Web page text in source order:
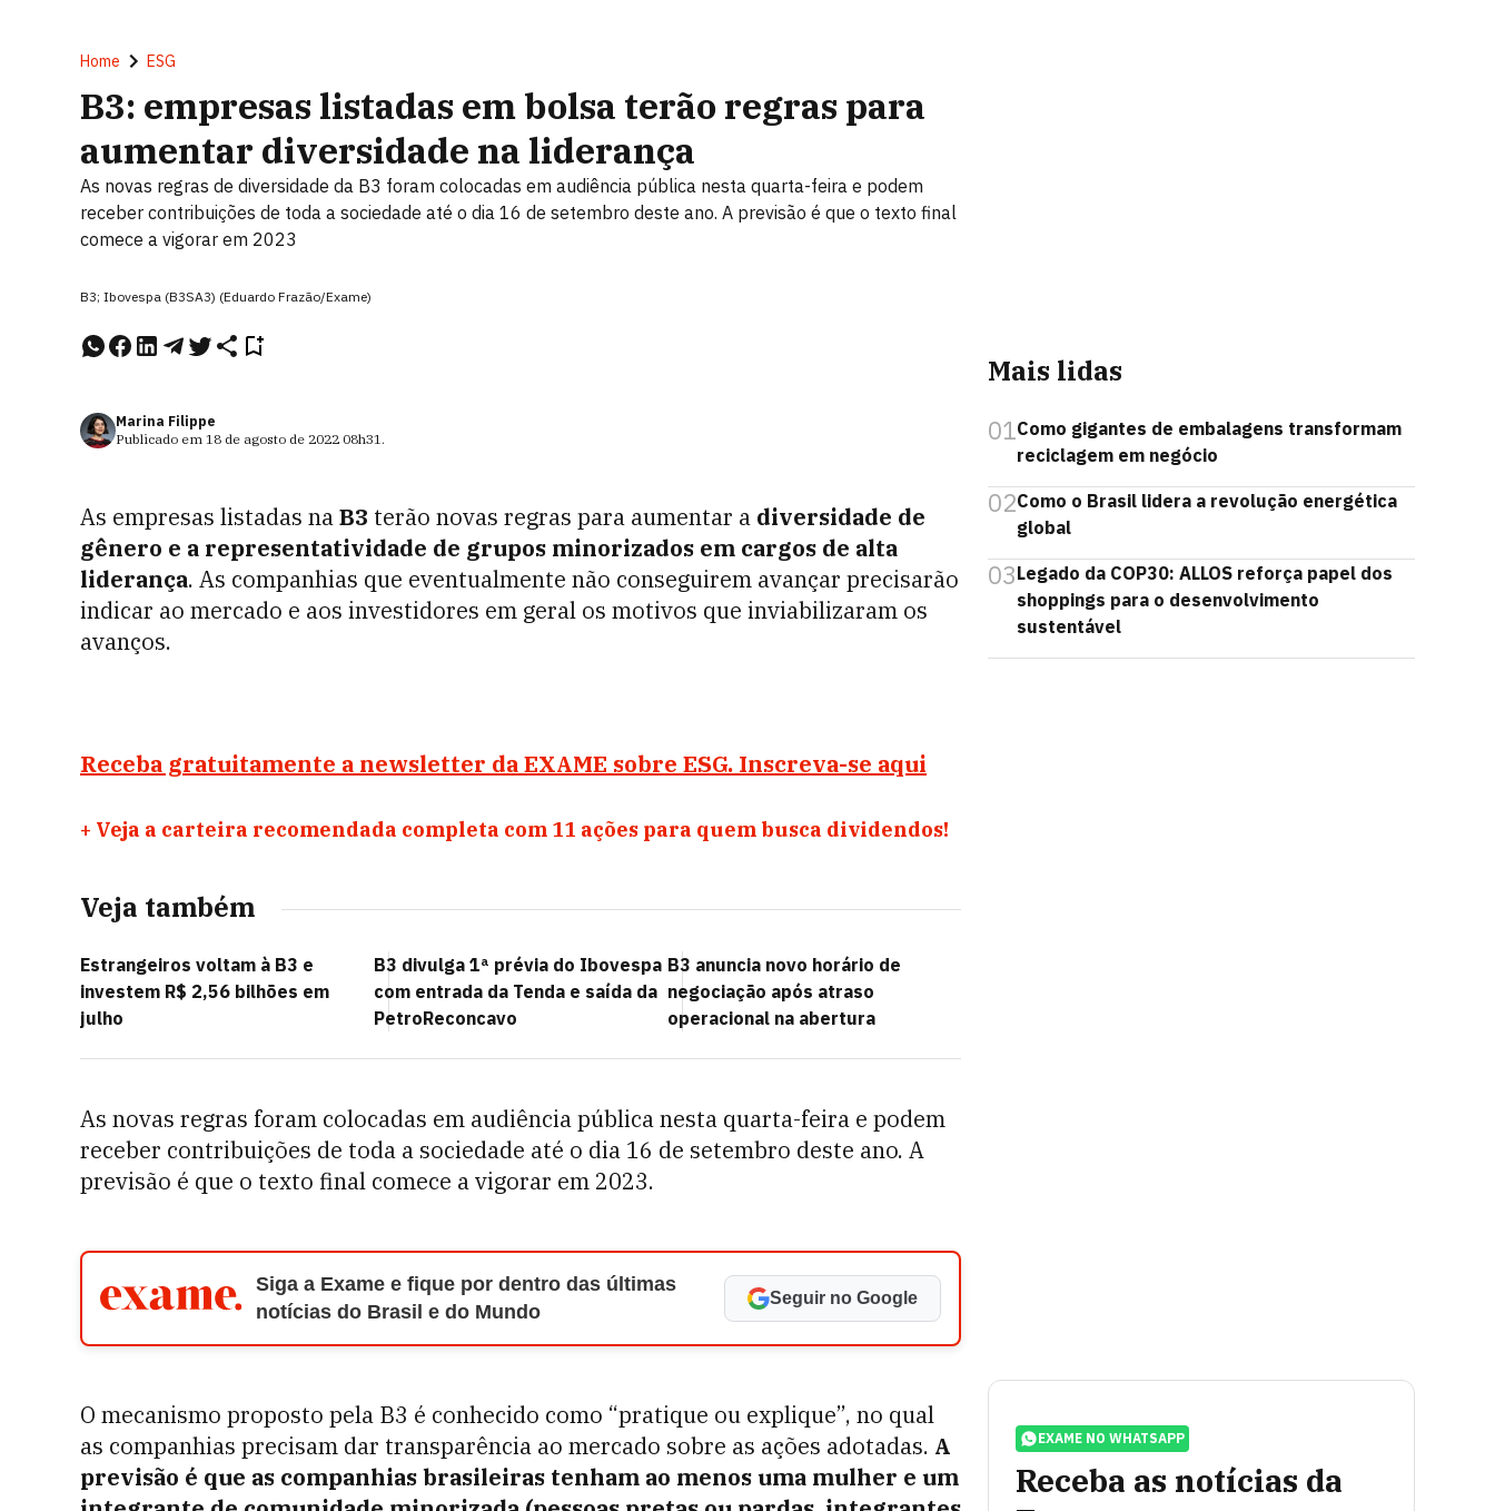
Home ESG
B3: empresas listadas em bolsa terão regras para
aumentar diversidade na liderança
As novas regras de diversidade da B3 foram colocadas em audiência pública nesta quarta-feira e podem
receber contribuições de toda a sociedade até o dia 16 de setembro deste ano. A previsão é que o texto final
comece a vigorar em 2023
B3; Ibovespa (B3SA3) (Eduardo Frazão/Exame)
Marina Filippe
Publicado em 18 de agosto de 2022 08h31.
As empresas listadas naB3 terão novas regras para aumentar a diversidade de
gênero e a representatividade de grupos minorizados em cargos de alta
liderança. As companhias que eventualmente não conseguirem avançar precisarão
indicar ao mercado e aos investidores em geral os motivos que inviabilizaram os
avanços.
Receba gratuitamente a newsletter da EXAME sobre ESG. Inscreva-se aqui
+ Veja a carteira recomendada completa com 11 ações para quem busca dividendos!
Veja também
Estrangeiros voltam à B3 e
investem R$ 2,56 bilhões em
julho
B3 divulga 1ª prévia do Ibovespa
com entrada da Tenda e saída da
PetroReconcavo
B3 anuncia novo horário de
negociação após atraso
operacional na abertura
As novas regras foram colocadas em audiência pública nesta quarta-feira e podem
receber contribuições de toda a sociedade até o dia 16 de setembro deste ano. A
previsão é que o texto final comece a vigorar em 2023.
Siga a Exame e fique por dentro das últimas
notícias do Brasil e do Mundo
Seguir no Google
O mecanismo proposto pela B3 é conhecido como “pratique ou explique”, no qual
as companhias precisam dar transparência ao mercado sobre as ações adotadas. A
previsão é que as companhias brasileiras tenham ao menos uma mulher e um
Mais lidas
01Como gigantes de embalagens transformam
reciclagem em negócio
02Como o Brasil lidera a revolução energética
global
03Legado da COP30: ALLOS reforça papel dos
shoppings para o desenvolvimento
sustentável
EXAME NO WHATSAPP
Receba as notícias da